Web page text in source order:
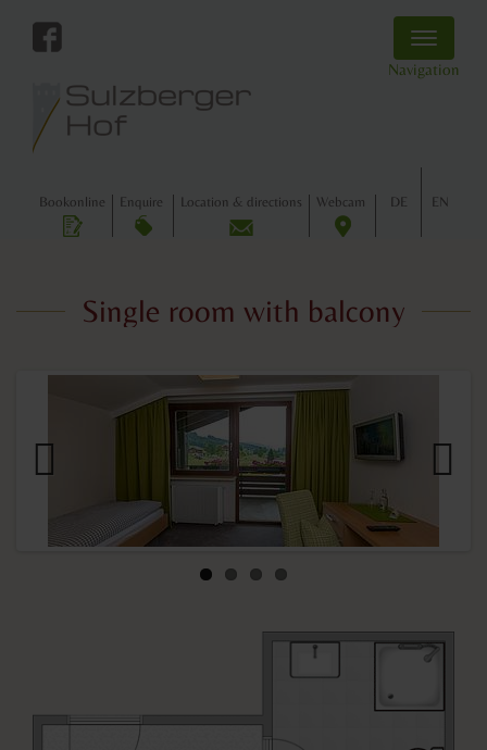
Toggle
Navigation
Bookonline Enquire Location & directions Webcam DE EN
Single room with balcony